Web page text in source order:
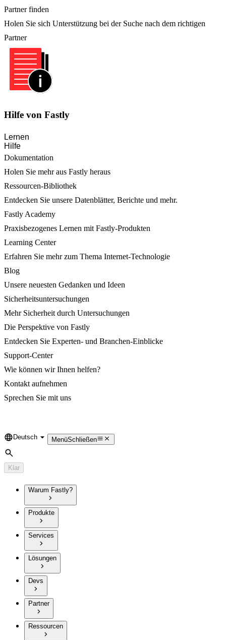
Partner finden
Holen Sie sich Unterstützung bei der Suche nach dem richtigen
Partner
Hilfe von Fastly
Lernen
Hilfe
Dokumentation
Holen Sie mehr aus Fastly heraus
Ressourcen-Bibliothek
Entdecken Sie unsere Datenblätter, Berichte und mehr.
Fastly Academy
Praxisbezogenes Lernen mit Fastly-Produkten
Learning Center
Erfahren Sie mehr zum Thema Internet-Technologie
Blog
Unsere neuesten Gedanken und Ideen
Sicherheitsuntersuchungen
Mehr Sicherheit durch Untersuchungen
Die Perspektive von Fastly
Entdecken Sie Experten- und Branchen-Einblicke
Support-Center
Wie können wir Ihnen helfen?
Kontakt aufnehmen
Sprechen Sie mit uns
Language
Deutsch MenüSchließen
Suche
Klar
Warum Fastly?
Produkte
Services
Lösungen
Devs
Partner
Ressourcen